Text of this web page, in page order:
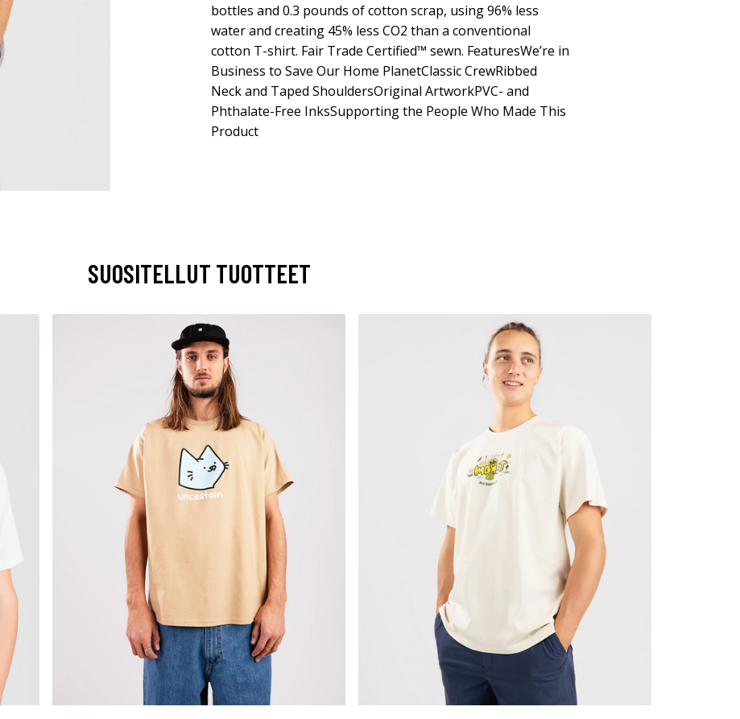
bottles and 0.3 pounds of cotton scrap, using 96% less
water and creating 45% less CO2 than a conventional
cotton T-shirt. Fair Trade Certified™ sewn. FeaturesWe’re in
Business to Save Our Home PlanetClassic CrewRibbed
Neck and Taped ShouldersOriginal ArtworkPVC- and
Phthalate-Free InksSupporting the People Who Made This
Product
SUOSITELLUT TUOTTEET